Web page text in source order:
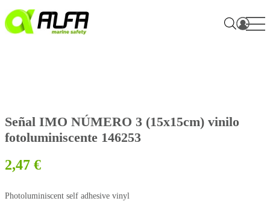
Skip
to
content
Señal IMO NÚMERO 3 (15x15cm) vinilo
fotoluminiscente 146253
2,47 €
Photoluminiscent self adhesive vinyl